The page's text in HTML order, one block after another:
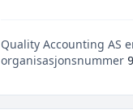
Quality Accounting AS
organisasjonsnummer